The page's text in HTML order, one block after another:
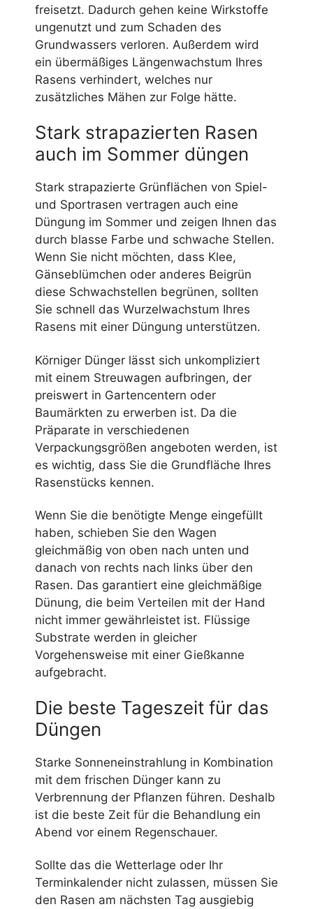
freisetzt. Dadurch gehen keine Wirkstoffe
ungenutzt und zum Schaden des
Grundwassers verloren. Außerdem wird
ein übermäßiges Längenwachstum Ihres
Rasens verhindert, welches nur
zusätzliches Mähen zur Folge hätte.
Stark strapazierten Rasen
auch im Sommer düngen
Stark strapazierte Grünflächen von Spiel-
und Sportrasen vertragen auch eine
Düngung im Sommer und zeigen Ihnen das
durch blasse Farbe und schwache Stellen.
Wenn Sie nicht möchten, dass Klee,
Gänseblümchen oder anderes Beigrün
diese Schwachstellen begrünen, sollten
Sie schnell das Wurzelwachstum Ihres
Rasens mit einer Düngung unterstützen.
Körniger Dünger lässt sich unkompliziert
mit einem Streuwagen aufbringen, der
preiswert in Gartencentern oder
Baumärkten zu erwerben ist. Da die
Präparate in verschiedenen
Verpackungsgrößen angeboten werden, ist
es wichtig, dass Sie die Grundfläche Ihres
Rasenstücks kennen.
Wenn Sie die benötigte Menge eingefüllt
haben, schieben Sie den Wagen
gleichmäßig von oben nach unten und
danach von rechts nach links über den
Rasen. Das garantiert eine gleichmäßige
Dünung, die beim Verteilen mit der Hand
nicht immer gewährleistet ist. Flüssige
Substrate werden in gleicher
Vorgehensweise mit einer Gießkanne
aufgebracht.
Die beste Tageszeit für das
Düngen
Starke Sonneneinstrahlung in Kombination
mit dem frischen Dünger kann zu
Verbrennung der Pflanzen führen. Deshalb
ist die beste Zeit für die Behandlung ein
Abend vor einem Regenschauer.
Sollte das die Wetterlage oder Ihr
Terminkalender nicht zulassen, müssen Sie
den Rasen am nächsten Tag ausgiebig